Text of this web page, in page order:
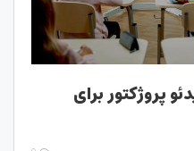
پروژکتور برای